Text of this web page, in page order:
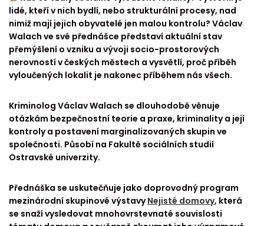
lidé, kteří v nich bydlí, nebo strukturální procesy, nad
nimiž mají jejich obyvatelé jen malou kontrolu? Václav
Walach ve své přednášce představí aktuální stav
přemýšlení o vzniku a vývoji socio-prostorových
nerovností v českých městech a vysvětlí, proč příběh
vyloučených lokalit je nakonec příběhem nás všech.
Kriminolog Václav Walach se dlouhodobě věnuje
otázkám bezpečnostní teorie a praxe, kriminality a její
kontroly a postavení marginalizovaných skupin ve
společnosti. Působí na Fakultě sociálních studií
Ostravské univerzity.
Přednáška se uskutečňuje jako doprovodný program
mezinárodní skupinové výstavyNejisté domovy, která
se snaží vysledovat mnohovrstevnaté souvislosti